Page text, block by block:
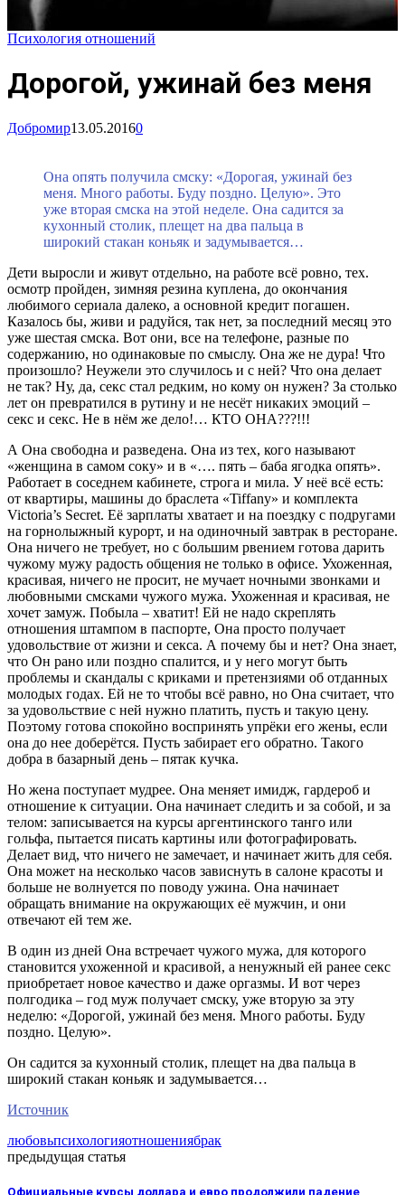
Психология отношений
Дорогой, ужинай без меня
Добромир13.05.20160
Она опять получила смску: «Дорогая, ужинай без
меня. Много работы. Буду поздно. Целую». Это
уже вторая смска на этой неделе. Она садится за
кухонный столик, плещет на два пальца в
широкий стакан коньяк и задумывается…
Дети выросли и живут отдельно, на работе всё ровно, тех.
осмотр пройден, зимняя резина куплена, до окончания
любимого сериала далеко, а основной кредит погашен.
Казалось бы, живи и радуйся, так нет, за последний месяц это
уже шестая смска. Вот они, все на телефоне, разные по
содержанию, но одинаковые по смыслу. Она же не дура! Что
произошло? Неужели это случилось и с ней? Что она делает
не так? Ну, да, секс стал редким, но кому он нужен? За столько
лет он превратился в рутину и не несёт никаких эмоций –
секс и секс. Не в нём же дело!… КТО ОНА???!!!
А Она свободна и разведена. Она из тех, кого называют
«женщина в самом соку» и в «…. пять – баба ягодка опять».
Работает в соседнем кабинете, строга и мила. У неё всё есть:
от квартиры, машины до браслета «Tiffany» и комплекта
Victoria’s Secret. Её зарплаты хватает и на поездку с подругами
на горнолыжный курорт, и на одиночный завтрак в ресторане.
Она ничего не требует, но с большим рвением готова дарить
чужому мужу радость общения не только в офисе. Ухоженная,
красивая, ничего не просит, не мучает ночными звонками и
любовными смсками чужого мужа. Ухоженная и красивая, не
хочет замуж. Побыла – хватит! Ей не надо скреплять
отношения штампом в паспорте, Она просто получает
удовольствие от жизни и секса. А почему бы и нет? Она знает,
что Он рано или поздно спалится, и у него могут быть
проблемы и скандалы с криками и претензиями об отданных
молодых годах. Ей не то чтобы всё равно, но Она считает, что
за удовольствие с ней нужно платить, пусть и такую цену.
Поэтому готова спокойно воспринять упрёки его жены, если
она до нее доберётся. Пусть забирает его обратно. Такого
добра в базарный день – пятак кучка.
Но жена поступает мудрее. Она меняет имидж, гардероб и
отношение к ситуации. Она начинает следить и за собой, и за
телом: записывается на курсы аргентинского танго или
гольфа, пытается писать картины или фотографировать.
Делает вид, что ничего не замечает, и начинает жить для себя.
Она может на несколько часов зависнуть в салоне красоты и
больше не волнуется по поводу ужина. Она начинает
обращать внимание на окружающих её мужчин, и они
отвечают ей тем же.
В один из дней Она встречает чужого мужа, для которого
становится ухоженной и красивой, а ненужный ей ранее секс
приобретает новое качество и даже оргазмы. И вот через
полгодика – год муж получает смску, уже вторую за эту
неделю: «Дорогой, ужинай без меня. Много работы. Буду
поздно. Целую».
Он садится за кухонный столик, плещет на два пальца в
широкий стакан коньяк и задумывается…
Источник
любовьпсихологияотношениябрак
предыдущая статья
Официальные курсы доллара и евро продолжили падение